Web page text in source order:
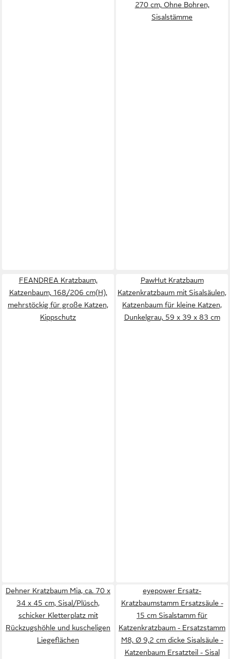
270 cm, Ohne Bohren,
Sisalstämme
FEANDREA Kratzbaum,
Katzenbaum, 168/206 cm(H),
mehrstöckig für große Katzen,
Kippschutz
PawHut Kratzbaum
Katzenkratzbaum mit Sisalsäulen,
Katzenbaum für kleine Katzen,
Dunkelgrau, 59 x 39 x 83 cm
Dehner Kratzbaum Mia, ca. 70 x
34 x 45 cm, Sisal/Plüsch,
schicker Kletterplatz mit
Rückzugshöhle und kuscheligen
Liegeflächen
eyepower Ersatz-
Kratzbaumstamm Ersatzsäule -
15 cm Sisalstamm für
Katzenkratzbaum - Ersatzstamm
M8, Ø 9,2 cm dicke Sisalsäule -
Katzenbaum Ersatzteil - Sisal